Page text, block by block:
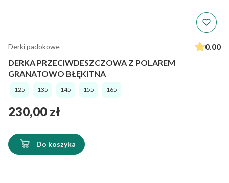
Derki padokowe
0.00
DERKA PRZECIWDESZCZOWA Z POLAREM
GRANATOWO BŁĘKITNA
125 135 145 155 165
Cena
230,00 zł
Do koszyka